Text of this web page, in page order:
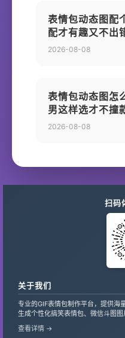
表情包动态图配
配才有趣又不出
2026-08-08
表情包动态图怎
男这样选才不撞
2026-08-08
扫码
关于我们
专业的GIF表情包制作平台，提供海
生成个性化搞笑表情包、微信斗图
服务，支持自定义文字、贴纸，让创
查看详情 →